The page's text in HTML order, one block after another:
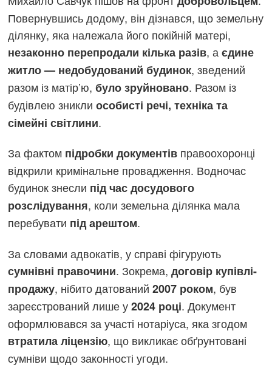
Повернувшись додому, він дізнався, що земельну
ділянку, яка належала його покійній матері,
незаконно перепродали кілька разів, аєдине
житло — недобудований будинок, зведений
разом із матір’ю,було зруйновано. Разом із
будівлею зниклиособисті речі, техніка та
сімейні світлини.
За фактом підробки документів правоохоронці
відкрили кримінальне провадження. Водночас
будинок знесли під час досудового
розслідування, коли земельна ділянка мала
перебувати під арештом.
За словами адвокатів, у справі фігурують
сумнівні правочини. Зокрема,договір купівлі-
продажу, нібито датований2007 роком, був
зареєстрований лише у2024 році. Документ
оформлювався за участі нотаріуса, яка згодом
втратила ліцензію, що викликає обґрунтовані
сумніви щодо законності угоди.